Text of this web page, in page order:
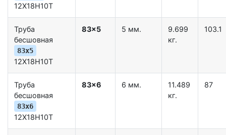
12Х18Н10Т
Труба
бесшовная
83x5
12Х18Н10Т
83x5 5 мм.
9.699
кг.
103.1
Труба
бесшовная
83x6
12Х18Н10Т
83x6 6 мм.
11.489
кг.
87